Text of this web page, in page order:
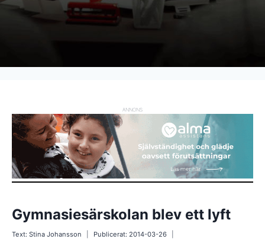
ANNONS
Gymnasiesärskolan blev ett lyft
Text: Stina Johansson Publicerat: 2014-03-26